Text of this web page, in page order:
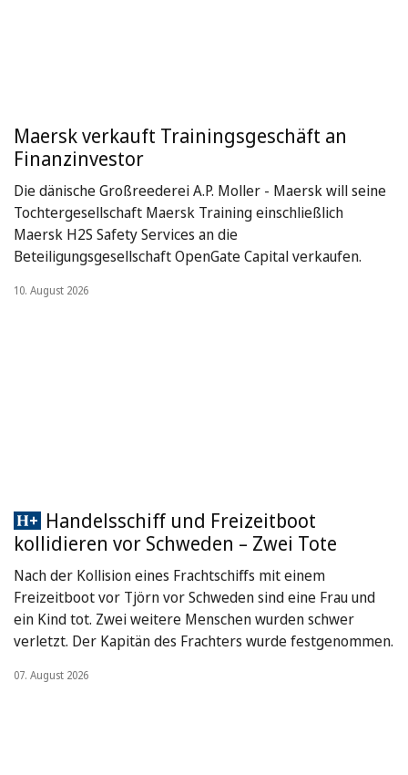
Maersk verkauft Trainingsgeschäft an
Finanzinvestor
Die dänische Großreederei A.P. Moller - Maersk will seine
Tochtergesellschaft Maersk Training einschließlich
Maersk H2S Safety Services an die
Beteiligungsgesellschaft OpenGate Capital verkaufen.
10. August 2026
Handelsschiff und Freizeitboot
kollidieren vor Schweden – Zwei Tote
Nach der Kollision eines Frachtschiffs mit einem
Freizeitboot vor Tjörn vor Schweden sind eine Frau und
ein Kind tot. Zwei weitere Menschen wurden schwer
verletzt. Der Kapitän des Frachters wurde festgenommen.
07. August 2026